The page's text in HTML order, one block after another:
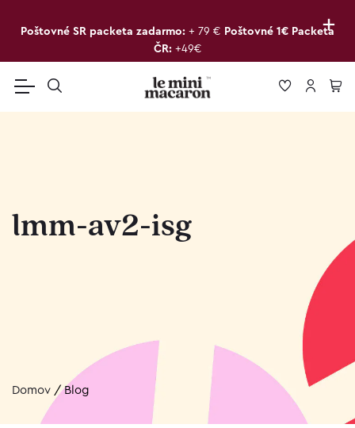
+
Poštovné SR packeta zadarmo: + 79 € Poštovné 1€ Packeta
ČR: +49€
lmm-av2-isg
Domov /Blog